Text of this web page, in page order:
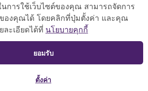
สิทธิ์ © 2566 กองบริหารการคลัง
ลได้ดีที่ขนาดหน้าจอ 1024x768 pixel
แผนผังเว็บไซต์
TOP
การใช้เว็บไซต์ของคุณ สามารถจัดการ
องคุณได้ โดยคลิกที่ปุ่มตั้งค่า และคุณ
ละเอียดได้ที่ นโยบายคุกกี้
ยอมรับ
ตั้งค่า